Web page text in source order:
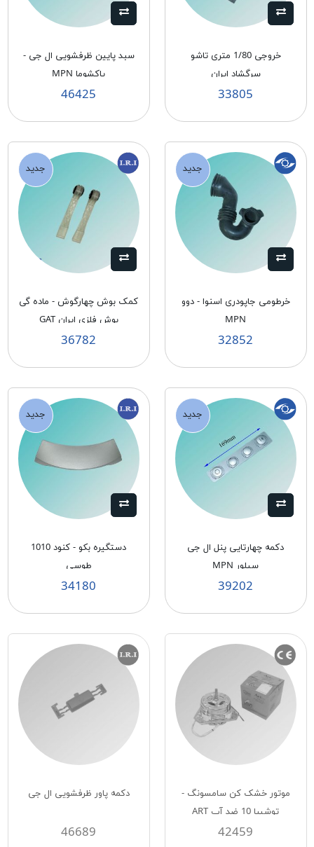
خروجی 1/80 متری تاشو
سرگشاد ایران
33805
سبد پایین ظرفشویی ال جی -
پاکشوما MPN
46425
جدید
خرطومی جاپودری اسنوا - دوو
MPN
32852
جدید
كمک بوش چهارگوش - ماده گی
بوش فلزی ايران GAT
36782
جدید
دکمه چهارتایی پنل ال جی
سیلور MPN
39202
جدید
دستگيره بكو - كنود 1010
طوسی
34180
موتور خشک كن سامسونگ -
توشيبا 10 ضد آب ART
42459
دكمه پاور ظرفشويی ال جی
46689